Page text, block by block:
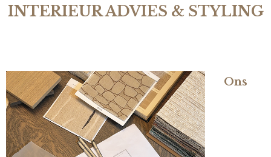
INTERIEUR ADVIES & STYLING
Ons